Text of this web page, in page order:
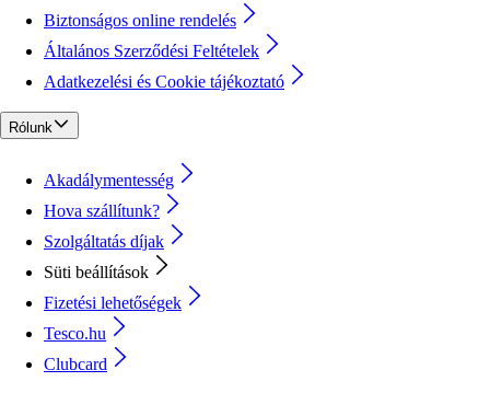
Biztonságos online rendelés
Általános Szerződési Feltételek
Adatkezelési és Cookie tájékoztató
Rólunk
Akadálymentesség
Hova szállítunk?
Szolgáltatás díjak
Süti beállítások
Fizetési lehetőségek
Tesco.hu
Clubcard